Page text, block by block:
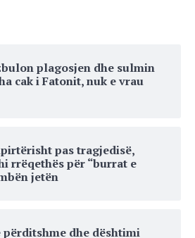
plagosjen dhe sulmin
cak i Fatonit, nuk e vrau
pas tragjedisë,
rrëqethës për “burrat e
jetën
përditshme dhe dështimi